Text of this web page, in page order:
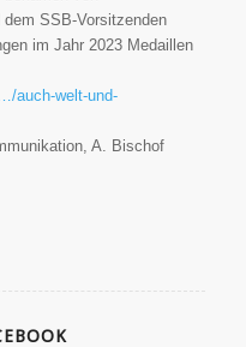
SSB-Vorsitzenden
im Jahr 2023 Medaillen
auch-welt-und-
A. Bischof